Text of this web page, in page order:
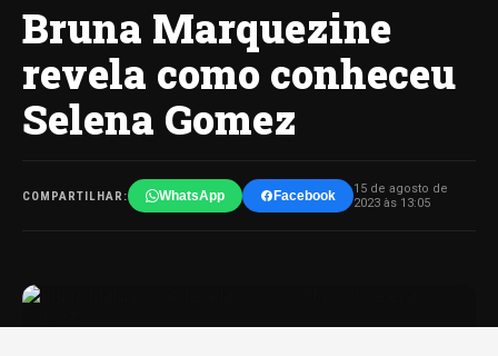
Bruna Marquezine
revela como conheceu
Selena Gomez
COMPARTILHAR: WhatsApp Facebook
15 de agosto de
2023 às 13:05